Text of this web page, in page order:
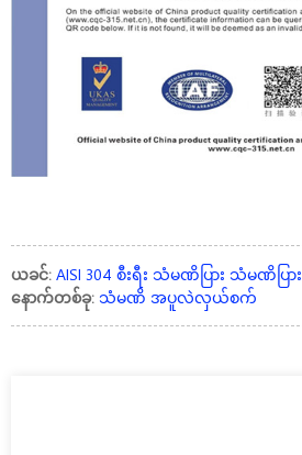
ယခင်: AISI 304 စီးရီး သံမဏိပြား သံမဏိပြား
နောက်တစ်ခု: သံမဏိ အပူလဲလှယ်စက်